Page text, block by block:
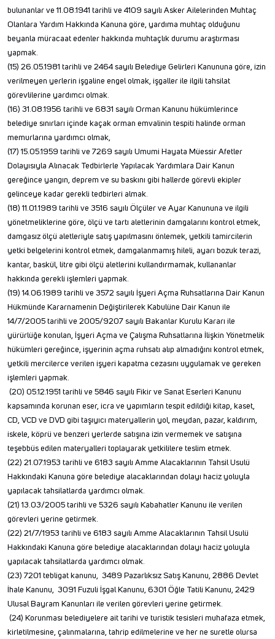
bulunanlar ve 11.08.1941 tarihli ve 4109 sayılı Asker Ailelerinden Muhtaç
Olanlara Yardım Hakkında Kanuna göre, yardıma muhtaç olduğunu
beyanla müracaat edenler hakkında muhtaçlık durumu araştırması
yapmak.
(15) 26.05.1981 tarihli ve 2464 sayılı Belediye Gelirleri Kanununa göre, izin
verilmeyen yerlerin işgaline engel olmak, işgaller ile ilgili tahsilat
görevlilerine yardımcı olmak.
(16) 31.08.1956 tarihli ve 6831 sayılı Orman Kanunu hükümlerince
belediye sınırları içinde kaçak orman emvalinin tespiti halinde orman
memurlarına yardımcı olmak,
(17) 15.05.1959 tarihli ve 7269 sayılı Umumi Hayata Müessir Afetler
Dolayısıyla Alınacak Tedbirlerle Yapılacak Yardımlara Dair Kanun
gereğince yangın, deprem ve su baskını gibi hallerde görevli ekipler
gelinceye kadar gerekli tedbirleri almak.
(18) 11.01.1989 tarihli ve 3516 sayılı Ölçüler ve Ayar Kanununa ve ilgili
yönetmeliklerine göre, ölçü ve tartı aletlerinin damgalarını kontrol etmek,
damgasız ölçü aletleriyle satış yapılmasını önlemek, yetkili tamircilerin
yetki belgelerini kontrol etmek, damgalanmamış hileli, ayarı bozuk terazi,
kantar, baskül, litre gibi ölçü aletlerini kullandırmamak, kullananlar
hakkında gerekli işlemleri yapmak.
(19) 14.06.1989 tarihli ve 3572 sayılı İşyeri Açma Ruhsatlarına Dair Kanun
Hükmünde Kararnamenin Değiştirilerek Kabulüne Dair Kanun ile
14/7/2005 tarihli ve 2005/9207 sayılı Bakanlar Kurulu Kararı ile
yürürlüğe konulan, İşyeri Açma ve Çalışma Ruhsatlarına İlişkin Yönetmelik
hükümleri gereğince, işyerinin açma ruhsatı alıp almadığını kontrol etmek,
yetkili mercilerce verilen işyeri kapatma cezasını uygulamak ve gereken
işlemleri yapmak.
(20) 05.12.1951 tarihli ve 5846 sayılı Fikir ve Sanat Eserleri Kanunu
kapsamında korunan eser, icra ve yapımların tespit edildiği kitap, kaset,
CD, VCD ve DVD gibi taşıyıcı materyallerin yol, meydan, pazar, kaldırım,
iskele, köprü ve benzeri yerlerde satışına izin vermemek ve satışına
teşebbüs edilen materyalleri toplayarak yetkililere teslim etmek.
(22) 21.07.1953 tarihli ve 6183 sayılı Amme Alacaklarının Tahsil Usulü
Hakkındaki Kanuna göre belediye alacaklarından dolayı haciz yoluyla
yapılacak tahsilatlarda yardımcı olmak.
(21) 13.03/2005 tarihli ve 5326 sayılı Kabahatler Kanunu ile verilen
görevleri yerine getirmek.
(22) 21/7/1953 tarihli ve 6183 sayılı Amme Alacaklarının Tahsil Usulü
Hakkındaki Kanuna göre belediye alacaklarından dolayı haciz yoluyla
yapılacak tahsilatlarda yardımcı olmak.
(23) 7201 tebligat kanunu, 3489 Pazarlıksız Satış Kanunu, 2886 Devlet
İhale Kanunu, 3091 Fuzuli İşgal Kanunu, 6301 Öğle Tatili Kanunu, 2429
Ulusal Bayram Kanunları ile verilen görevleri yerine getirmek.
(24) Korunması belediyelere ait tarihi ve turistik tesisleri muhafaza etmek,
kirletilmesine, çalınmalarına, tahrip edilmelerine ve her ne suretle olursa